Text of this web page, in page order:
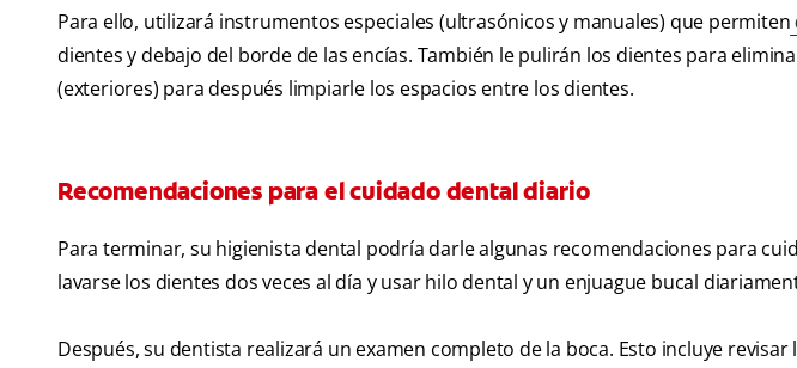
Para ello, utilizará instrumentos especiales (ultrasónicos y manuales) que permiten
dientes y debajo del borde de las encías. También le pulirán los dientes para
(exteriores) para después limpiarle los espacios entre los dientes.
Recomendaciones para el cuidado dental diario
Para terminar, su higienista dental podría darle algunas recomendaciones para
lavarse los dientes dos veces al día y usar hilo dental y un enjuague bucal
Después, su dentista realizará un examen completo de la boca. Esto incluye revisar